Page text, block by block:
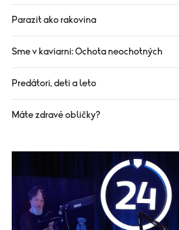
Parazit ako rakovina
Sme v kaviarni: Ochota neochotných
Predátori, deti a leto
Máte zdravé obličky?